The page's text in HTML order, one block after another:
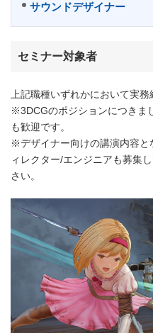
サウンドデザイナー
セミナー対象者
上記職種いずれかにおいて実務
※3DCGのポジションにつきま
も歓迎です。
※デザイナー向けの講演内容と
ィレクター/エンジニアも募集
さい。